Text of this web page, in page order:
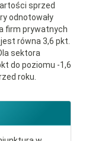
sprzed
odnotowały
firm prywatnych
równa 3,6 pkt.
sektora
do poziomu -1,6
roku.